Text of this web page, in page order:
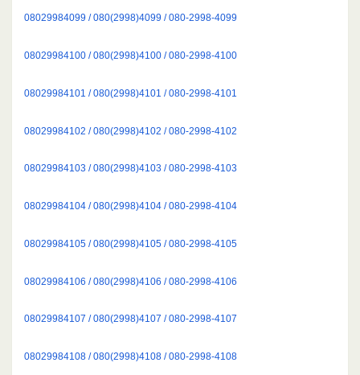
08029984099 / 080(2998)4099 / 080-2998-4099
08029984100 / 080(2998)4100 / 080-2998-4100
08029984101 / 080(2998)4101 / 080-2998-4101
08029984102 / 080(2998)4102 / 080-2998-4102
08029984103 / 080(2998)4103 / 080-2998-4103
08029984104 / 080(2998)4104 / 080-2998-4104
08029984105 / 080(2998)4105 / 080-2998-4105
08029984106 / 080(2998)4106 / 080-2998-4106
08029984107 / 080(2998)4107 / 080-2998-4107
08029984108 / 080(2998)4108 / 080-2998-4108